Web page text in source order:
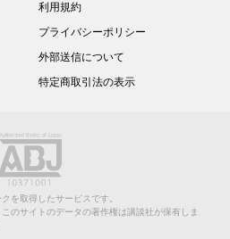
利用規約
プライバシーポリシー
外部送信について
特定商取引法の表示
を取得したサービスです。
のサイトのデータの著作権は講談社が保有しま